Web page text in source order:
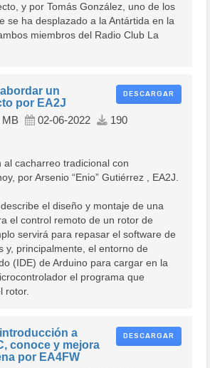
y por Tomás González, uno de los
se ha desplazado a la Antártida en la
miembros del Radio Club La
DESCARGAR
un
por EA2J
MB 02-06-2022
190
al cacharreo tradicional con
por Arsenio “Enio” Gutiérrez , EA2J.
el diseño y montaje de una
el control remoto de un rotor de
servirá para repasar el software de
y, principalmente, el entorno de
(IDE) de Arduino para cargar en la
el programa que
rotor.
DESCARGAR
a
conoce y mejora
por EA4FW